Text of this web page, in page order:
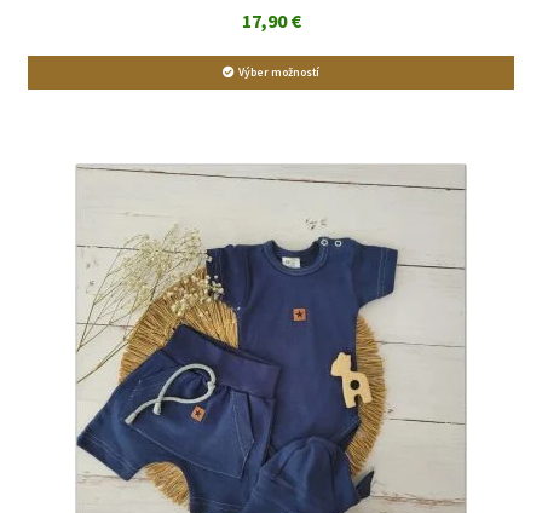
17,90€
Výber možností